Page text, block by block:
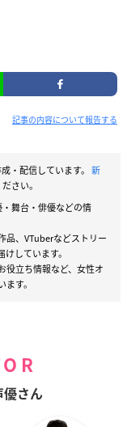
記事の内容について報告する
・配信しています。 新
さい。
舞台・俳優などの情
品、VTuberなどストリー
しています。
役立ち情報など、女性オ
す。
優さん